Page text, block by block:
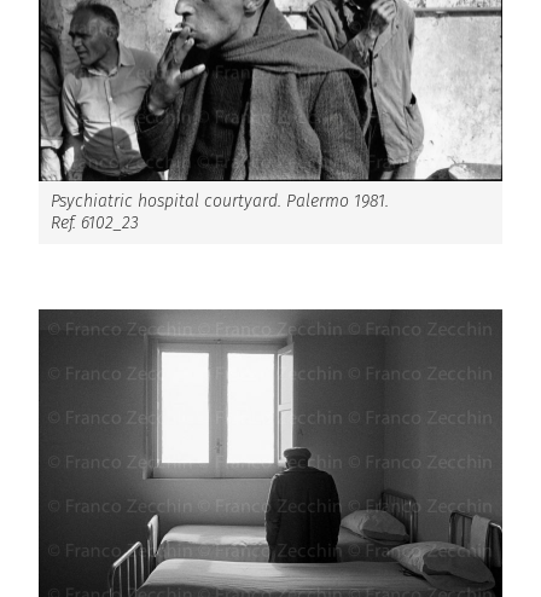
Psychiatric hospital courtyard. Palermo 1981.
Ref. 6102_23